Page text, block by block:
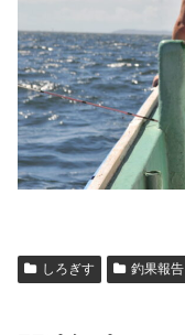
しろぎす 釣果報告